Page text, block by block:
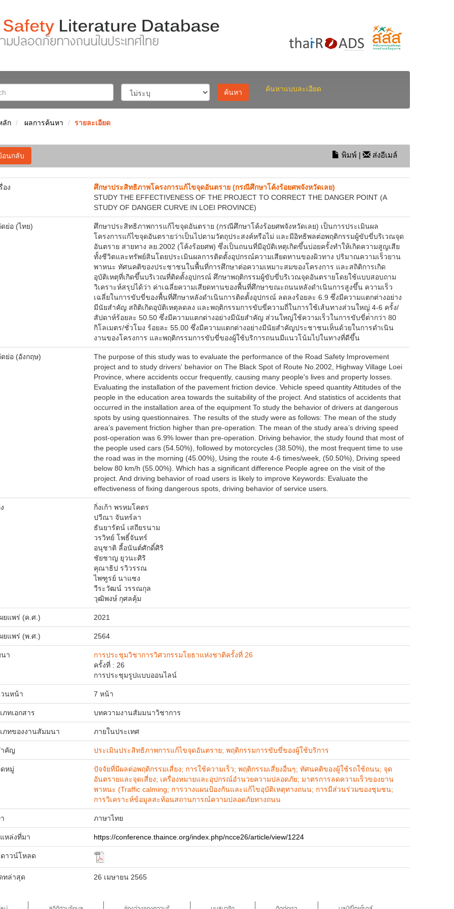
ค้นหา ค้นหาแบบละเอียด
ลัก ผลการค้นหา รายละเอียด
อนกลับ พิมพ์ | ส่งอีเมล์
อง
ศึกษาประสิทธิภาพโครงการแก้ไขจุดอันตราย (กรณีศึกษาโค้งร้อยศพจังหวัดเลย)
STUDY THE EFFECTIVENESS OF THE PROJECT TO CORRECT THE DANGER POINT (A
STUDY OF DANGER CURVE IN LOEI PROVINCE)
ย่อ (ไทย)
ศึกษาประสิทธิภาพการแก้ไขจุดอันตราย (กรณีศึกษาโค้งร้อยศพจังหวัดเลย) เป็นการประเมินผล
โครงการแก้ไขจุดอันตรายว่าเป็นไปตามวัตถุประสงค์หรือไม่ และมีอิทธิพลต่อพฤติกรรมผู้ขับขี่บริเวณจุด
อันตราย สายทาง ลย.2002 (โค้งร้อยศพ) ซึ่งเป็นถนนที่มีอุบัติเหตุเกิดขึ้นบ่อยครั้งทําให้เกิดความสูญเสีย
ทั้งชีวิตและทรัพย์สินโดยประเมินผลการติดตั้งอุปกรณ์ความเสียดทานของผิวทาง ปริมาณความเร็วยาน
พาหนะ ทัศนคติของประชาชนในพื้นที่การศึกษาต่อความเหมาะสมของโครงการ และสถิติการเกิด
อุบัติเหตุที่เกิดขึ้นบริเวณที่ติดตั้งอุปกรณ์ ศึกษาพฤติกรรมผู้ขับขี่บริเวณจุดอันตรายโดยใช้แบบสอบถาม
วิเคราะห์สรุปได้ว่า ค่าเฉลี่ยความเสียดทานของพื้นที่ศึกษาขณะถนนหลังดําเนินการสูงขึ้น ความเร็ว
เฉลี่ยในการขับขี่ของพื้นที่ศึกษาหลังดําเนินการติดตั้งอุปกรณ์ ลดลงร้อยละ 6.9 ซึ่งมีความแตกต่างอย่าง
มีนัยสําคัญ สถิติเกิดอุบัติเหตุลดลง และพฤติกรรมการขับขี่ความถี่ในการใช้เส้นทางส่วนใหญ่ 4-6 ครั้ง/
สัปดาห์ร้อยละ 50.50 ซึ่งมีความแตกต่างอย่างมีนัยสําคัญ ส่วนใหญ่ใช้ความเร็วในการขับขี่ต่ํากว่า 80
กิโลเมตร/ชั่วโมง ร้อยละ 55.00 ซึ่งมีความแตกต่างอย่างมีนัยสําคัญประชาชนเห็นด้วยในการดําเนิน
งานของโครงการ และพฤติกรรมการขับขี่ของผู้ใช้บริการถนนมีแนวโน้มไปในทางที่ดีขึ้น
ย่อ (อังกฤษ)
The purpose of this study was to evaluate the performance of the Road Safety Improvement
project and to study drivers' behavior on The Black Spot of Route No.2002, Highway Village Loei
Province, where accidents occur frequently, causing many people's lives and property losses.
Evaluating the installation of the pavement friction device. Vehicle speed quantity Attitudes of the
people in the education area towards the suitability of the project. And statistics of accidents that
occurred in the installation area of the equipment To study the behavior of drivers at dangerous
spots by using questionnaires. The results of the study were as follows: The mean of the study
area’s pavement friction higher than pre-operation. The mean of the study area’s driving speed
post-operation was 6.9% lower than pre-operation. Driving behavior, the study found that most of
the people used cars (54.50%), followed by motorcycles (38.50%), the most frequent time to use
the road was in the morning (45.00%), Using the route 4-6 times/week, (50.50%), Driving speed
below 80 km/h (55.00%). Which has a significant difference People agree on the visit of the
project. And driving behavior of road users is likely to improve Keywords: Evaluate the
effectiveness of fixing dangerous spots, driving behavior of service users.
กิ่งเก้า พรหมโคตร
ปวีณา จันทร์ลา
ธันยารัตน์ เสถียรนาม
วรวิทย์ โพธิ์จันทร์
อนุชาติ ลี้อนันต์ศักดิ์ศิริ
ชัยชาญ ยุวนะศิริ
คุณาธิป รวิวรรณ
ไพฑูรย์ นาแซง
วีระวัฒน์ วรรณกุล
วุฒิพงษ์ กุศลคุ้ม
ยแพร่ (ค.ศ.) 2021
ยแพร่ (พ.ศ.) 2564
า
การประชุมวิชาการวิศวกรรมโยธาแห่งชาติครั้งที่ 26
ครั้งที่ : 26
การประชุมรูปแบบออนไลน์
นหน้า 7 หน้า
ภทเอกสาร บทความงานสัมมนาวิชาการ
ภทของงานสัมมนา ภายในประเทศ
คัญ ประเมินประสิทธิภาพการแก้ไขจุดอันตราย; พฤติกรรมการขับขี่ของผู้ใช้บริการ
หมู่
ปัจจัยที่มีผลต่อพฤติกรรมเสี่ยง; การใช้ความเร็ว; พฤติกรรมเสี่ยงอื่นๆ; ทัศนคติของผู้ใช้รถใช้ถนน; จุด
อันตรายและจุดเสี่ยง; เครื่องหมายและอุปกรณ์อำนวยความปลอดภัย; มาตรการลดความเร็วของยาน
พาหนะ (Traffic calming; การวางแผนป้องกันและแก้ไขอุบัติเหตุทางถนน; การมีส่วนร่วมของชุมชน;
การวิเคราะห์ข้อมูลสะท้อนสถานการณ์ความปลอดภัยทางถนน
ภาษาไทย
หล่งที่มา https://conference.thaince.org/index.php/ncce26/article/view/1224
าวน์โหลด
ทล่าสุด 26 เมษายน 2565